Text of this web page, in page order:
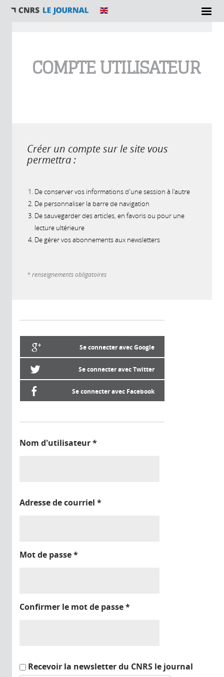
COMPTE UTILISATEUR
Créer un compte sur le site vous
permettra :
De conserver vos informations d'une session à l'autre
De personnaliser la barre de navigation
De sauvegarder des articles, en favoris ou pour une
lecture ultérieure
De gérer vos abonnements aux newsletters
* renseignements obligatoires
Se connecter avec Google
Se connecter avec Twitter
Se connecter avec Facebook
Nom d'utilisateur*
Adresse de courriel *
Mot de passe*
Confirmer le mot de passe*
Recevoir la newsletter du CNRS le journal